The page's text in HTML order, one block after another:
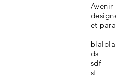
Avenir
et
ds
sdf
sf